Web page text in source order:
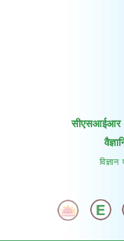
सीएसआईआर –